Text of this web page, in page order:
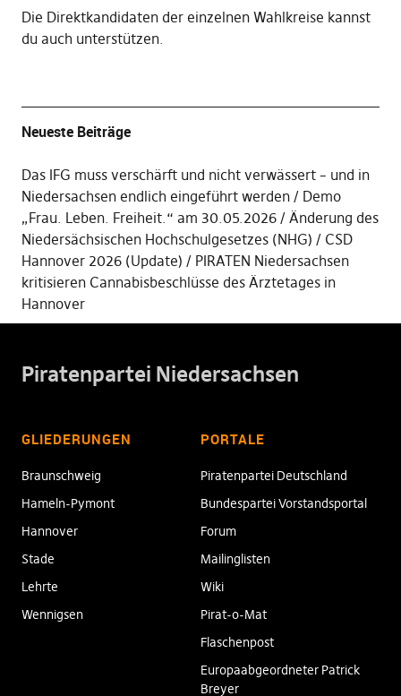
Die Direktkandidaten der einzelnen Wahlkreise kannst
du auch unterstützen.
Neueste Beiträge
Das IFG muss verschärft und nicht verwässert – und in
Niedersachsen endlich eingeführt werden
Demo
„Frau. Leben. Freiheit.“ am 30.05.2026
Änderung des
Niedersächsischen Hochschulgesetzes (NHG)
CSD
Hannover 2026 (Update)
PIRATEN Niedersachsen
kritisieren Cannabisbeschlüsse des Ärztetages in
Hannover
Piratenpartei Niedersachsen
GLIEDERUNGEN
Braunschweig
Hameln-Pymont
Hannover
Stade
Lehrte
Wennigsen
PORTALE
Piratenpartei Deutschland
Bundespartei Vorstandsportal
Forum
Mailinglisten
Wiki
Pirat-o-Mat
Flaschenpost
Europaabgeordneter Patrick
Breyer